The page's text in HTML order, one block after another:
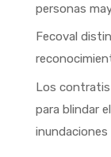
personas
Fecoval
Los
para blindar
inundaciones